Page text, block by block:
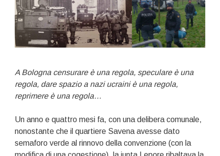
A Bologna censurare è una regola, speculare è una
regola, dare spazio a nazi ucraini è una regola,
reprimere è una regola…
Un anno e quattro mesi fa, con una delibera comunale,
nonostante che il quartiere Savena avesse dato
semaforo verde al rinnovo della convenzione (con la